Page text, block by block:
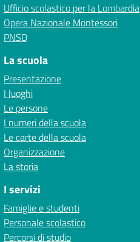
Ufficio scolastico per la Lombardia
Opera Nazionale Montessori
PNSD
La scuola
Presentazione
I luoghi
Le persone
I numeri della scuola
Le carte della scuola
Organizzazione
La storia
I servizi
Famiglie e studenti
Personale scolastico
Percorsi di studio